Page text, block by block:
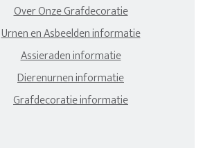
Over Onze Grafdecoratie
Urnen en Asbeelden informatie
Assieraden informatie
Dierenurnen informatie
Grafdecoratie informatie